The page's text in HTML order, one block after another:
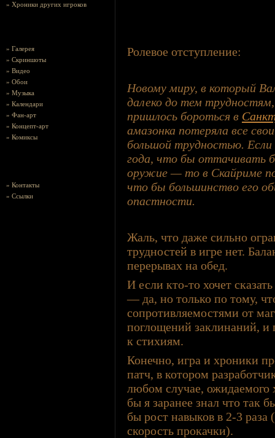
» Хроники других игроков
» Галерея
» Скриншоты
» Видео
» Обои
» Музыка
» Календари
» Фан-арт
» Концепт-арт
» Комиксы
» Контакты
» Ссылки
Ролевое отступление:
Новому миру, в который
далеко до тем
пришлось бороться в
амазонка потеряла все
большой трудностью. Если
года, что бы оттачивать
оружие — то в Скайриме
что бы большинство его
опастности.
Жаль, что даже сильно
трудностей в игре нет.
перерывах на обед.
И если кто-то хочет
— да, но только по тому,
сопротивляемостями от
поглощений заклинаний, и
к стихиям.
Конечно, игра и хроники
патч, в котором
любом случае, ожидаемого
бы я заранее знал что так
бы рост навыков в 2-3 раза
скорость прокачки).